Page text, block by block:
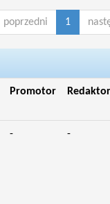
poprzedni 1
Promotor
- -